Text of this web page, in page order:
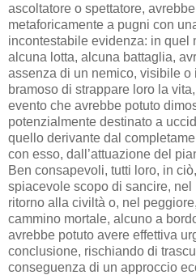
ascoltatore o spettatore,
metaforicamente a pugni con
incontestabile evidenza: in quel
alcuna lotta, alcuna battaglia,
assenza di un nemico, visibile
bramoso di strappare loro la
evento che avrebbe potuto
potenzialmente destinato a
quello derivante dal
con esso, dall’attuazione del
Ben consapevoli, tutti loro, in
spiacevole scopo di sancire,
ritorno alla civiltà o, nel
cammino mortale, alcuno a
avrebbe potuto avere effettiva
conclusione, rischiando di
conseguenza di un approccio